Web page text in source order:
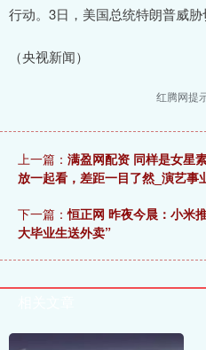
行动。3日，美国总统特朗普威胁
（央视新闻）
红腾网提
上一篇： 满盈网配资 同样是女星
放一起看，差距一目了然_演艺事
下一篇：恒正网 昨夜今晨：小米
大毕业生送外卖”